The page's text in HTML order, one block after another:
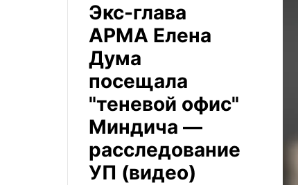
Экс-глава
АРМА Елена
Дума
посещала
"теневой офис"
Миндича —
расследование
УП (видео)